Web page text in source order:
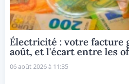
Électricité : votre facture
août, et l'écart entre les
06 août 2026 à 11:35